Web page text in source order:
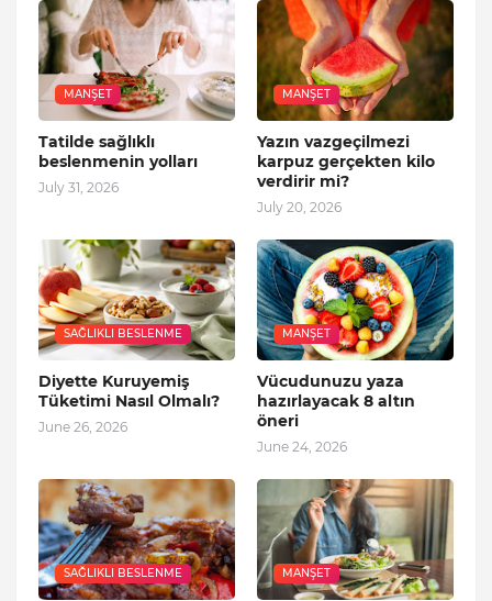
MANŞET
Tatilde sağlıklı
beslenmenin yolları
July 31, 2026
MANŞET
Yazın vazgeçilmezi
karpuz gerçekten kilo
verdirir mi?
July 20, 2026
SAĞLIKLI BESLENME
Diyette Kuruyemiş
Tüketimi Nasıl Olmalı?
June 26, 2026
MANŞET
Vücudunuzu yaza
hazırlayacak 8 altın
öneri
June 24, 2026
SAĞLIKLI BESLENME MANŞET